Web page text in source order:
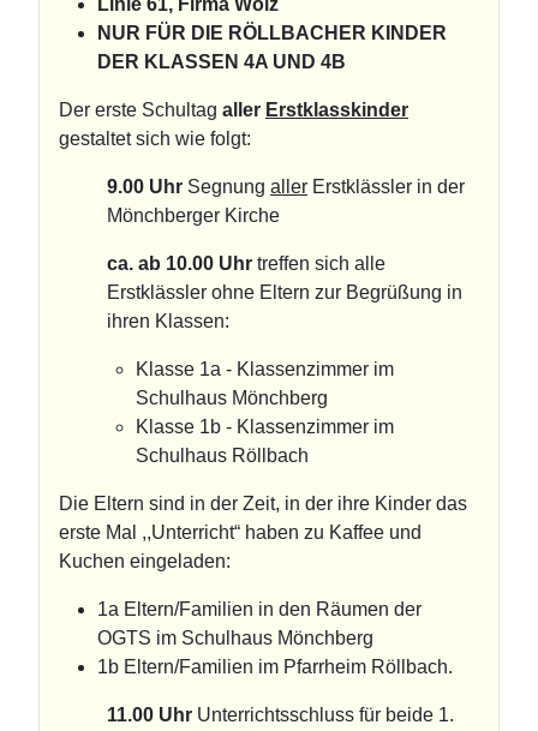
NUR FÜR DIE RÖLLBACHER KINDER
DER KLASSEN 4A UND 4B
Der erste Schultag aller Erstklasskinder
gestaltet sich wie folgt:
9.00 Uhr Segnung aller Erstklässler in der
Mönchberger Kirche
ca. ab 10.00 Uhr treffen sich alle
Erstklässler ohne Eltern zur Begrüßung in
ihren Klassen:
Klasse 1a - Klassenzimmer im
Schulhaus Mönchberg
Klasse 1b - Klassenzimmer im
Schulhaus Röllbach
Die Eltern sind in der Zeit, in der ihre Kinder das
erste Mal ,,Unterricht“ haben zu Kaffee und
Kuchen eingeladen:
1a Eltern/Familien in den Räumen der
OGTS im Schulhaus Mönchberg
1b Eltern/Familien im Pfarrheim Röllbach.
11.00 Uhr Unterrichtsschluss für beide 1.